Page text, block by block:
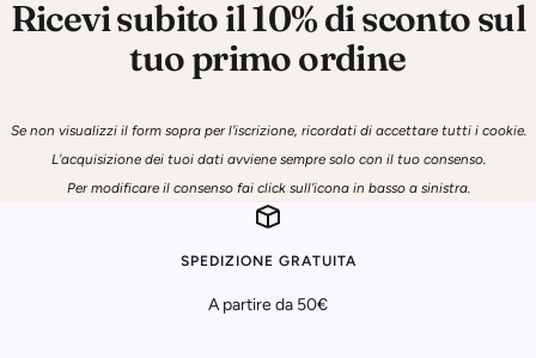
Ricevi subito il 10% di sconto sul
tuo primo ordine
Se non visualizzi il form sopra per l'iscrizione, ricordati di accettare tutti i cookie.
L'acquisizione dei tuoi dati avviene sempre solo con il tuo consenso.
Per modificare il consenso fai click sull'icona in basso a sinistra.
SPEDIZIONE GRATUITA
A partire da 50€